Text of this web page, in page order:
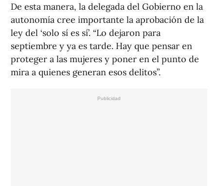
De esta manera, la delegada del Gobierno en la
autonomía cree importante la aprobación de la
ley del ‘solo sí es sí’. “Lo dejaron para
septiembre y ya es tarde. Hay que pensar en
proteger a las mujeres y poner en el punto de
mira a quienes generan esos delitos”.